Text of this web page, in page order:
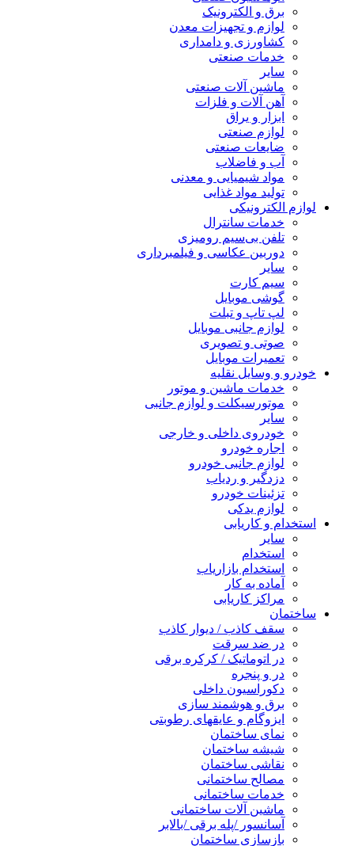
برق و الکترونیک
لوازم و تجهیزات معدن
کشاورزی و دامداری
خدمات صنعتی
سایر
ماشین آلات صنعتی
آهن آلات و فلزات
ابزار و یراق
لوازم صنعتی
ضایعات صنعتی
آب و فاضلاب
مواد شیمیایی و معدنی
تولید مواد غذایی
لوازم الکترونیکی
خدمات سانترال
تلفن بی‌سیم رومیزی
دوربین عکاسی و فیلمبرداری
سایر
سیم کارت
گوشی موبایل
لپ تاپ و تبلت
لوازم جانبی موبایل
صوتی و تصویری
تعمیرات موبایل
خودرو و وسایل نقلیه
خدمات ماشین و موتور
موتورسیکلت و لوازم جانبی
سایر
خودروی داخلی و خارجی
اجاره خودرو
لوازم جانبی خودرو
دزدگیر و ردیاب
تزئینات خودرو
لوازم یدکی
استخدام و کاریابی
سایر
استخدام
استخدام بازاریاب
آماده به کار
مراکز کاریابی
ساختمان
سقف کاذب / دیوار کاذب
در ضد سرقت
در اتوماتیک / کرکره برقی
در و پنجره
دکوراسیون داخلی
برق و هوشمند سازی
ایزوگام و عایقهای رطوبتی
نمای ساختمان
شیشه ساختمان
نقاشی ساختمان
مصالح ساختمانی
خدمات ساختمانی
ماشین آلات ساختمانی
آسانسور /پله برقی /بالابر
بازسازی ساختمان